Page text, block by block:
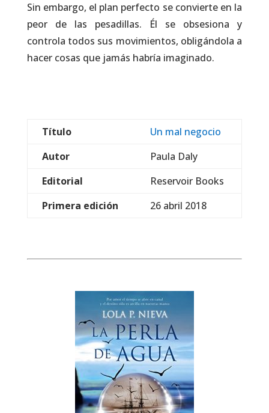
Sin embargo, el plan perfecto se convierte en la
peor de las pesadillas. Él se obsesiona y
controla todos sus movimientos, obligándola a
hacer cosas que jamás habría imaginado.
Título
Un mal negocio
Autor
Paula Daly
Editorial
Reservoir Books
Primera edición
26 abril 2018